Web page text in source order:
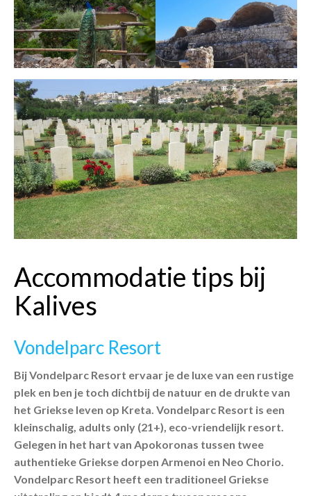
Accommodatie tips bij
Kalives
Vondelparc Resort
Bij Vondelparc Resort ervaar je de luxe van een rustige
plek en ben je toch dichtbij de natuur en de drukte van
het Griekse leven op Kreta. Vondelparc Resort is een
kleinschalig, adults only (21+), eco-vriendelijk resort.
Gelegen in het hart van Apokoronas tussen twee
authentieke Griekse dorpen Armenoi en Neo Chorio.
Vondelparc Resort heeft een traditioneel Griekse